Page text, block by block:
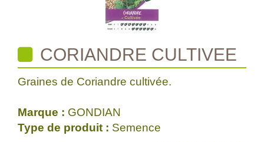
CORIANDRE CULTIVEE
Graines de Coriandre cultivée.
Marque : GONDIAN
Type de produit : Semence